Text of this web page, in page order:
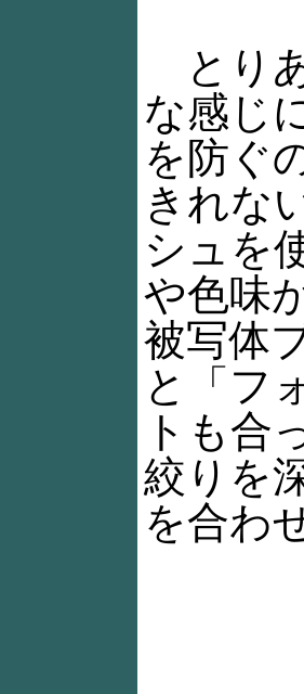
とり
な感じ
を防ぐ
きれな
シュを
や色味
被写体
と「フ
トも合
絞りを
を合わ